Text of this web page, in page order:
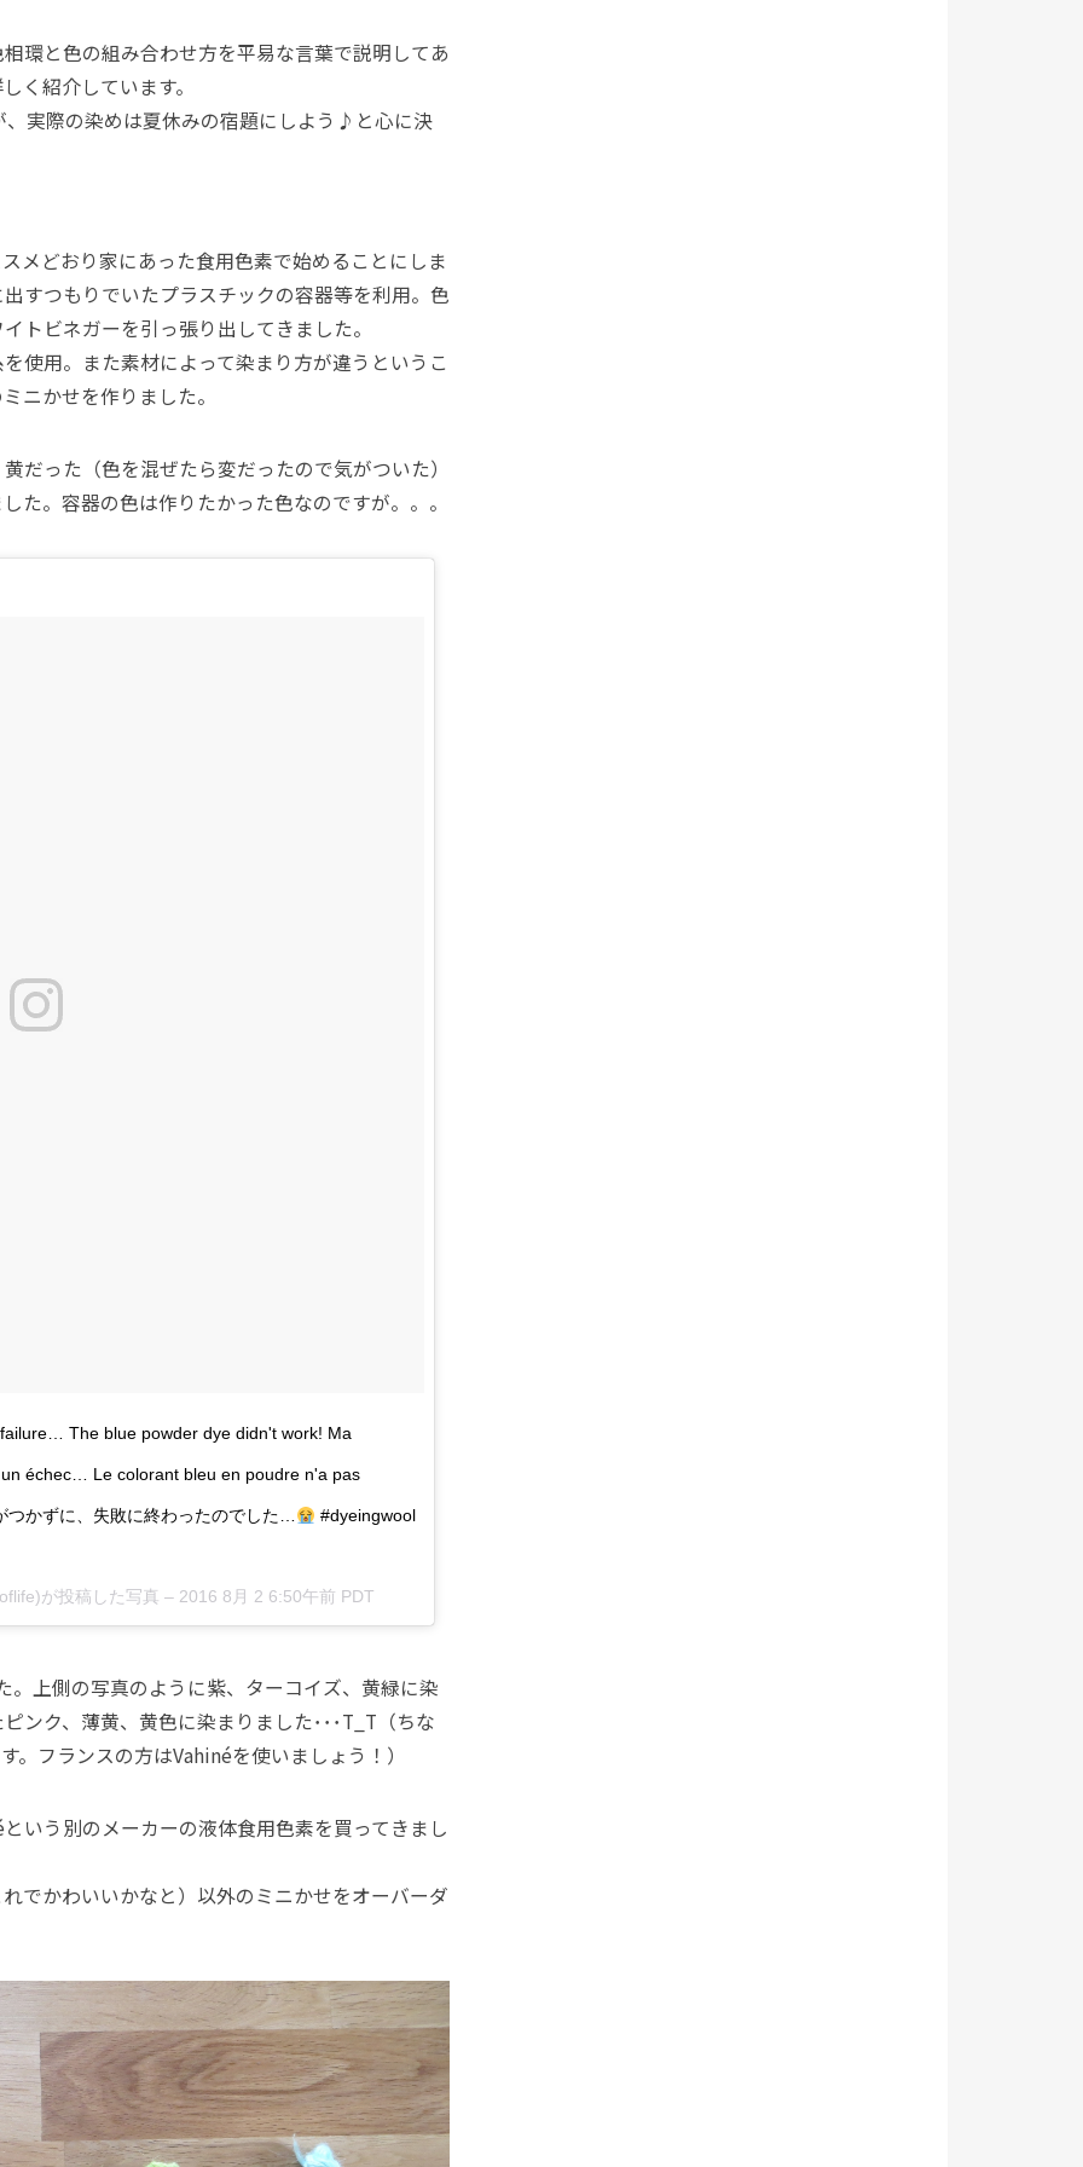
環と色の組み合わせ方を平易な言葉で説明してあ
く紹介しています。
実際の染めは夏休みの宿題にしよう♪と心に決
メどおり家にあった食用色素で始めることにしま
すつもりでいたプラスチックの容器等を利用。色
トビネガーを引っ張り出してきました。
使用。また素材によって染まり方が違うというこ
ニかせを作りました。
だった（色を混ぜたら変だったので気がついた）
た。容器の色は作りたかった色なのですが。。。
The blue powder dye didn't work! Ma
échec… Le colorant bleu en poudre n'a pas
つかずに、失敗に終わったのでした… #dyeingwool
が投稿した写真 – 2016 8月 2 6:50午前 PDT
。上側の写真のように紫、ターコイズ、黄緑に染
ンク、薄黄、黄色に染まりました･･･T_T（ちな
フランスの方はVahinéを使いましょう！）
いう別のメーカーの液体食用色素を買ってきまし
でかわいいかなと）以外のミニかせをオーバーダ